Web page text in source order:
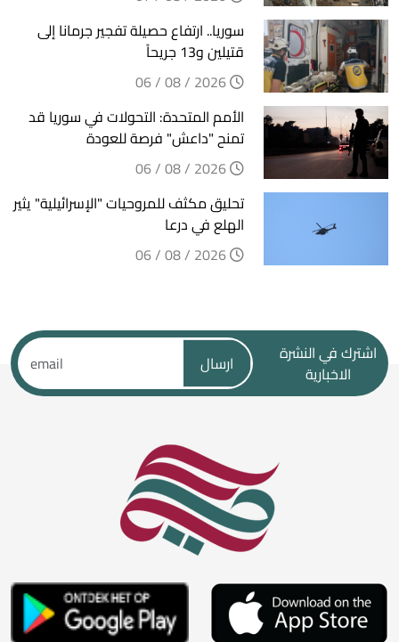
سوريا.. ارتفاع حصيلة تفجير جرمانا إلى
قتيلين و13 جريحاً
الأمم المتحدة: التحولات في سوريا قد
تمنح "داعش" فرصة للعودة
تحليق مكثف للمروحيات "الإسرائيلية" يثير
الهلع في درعا
اشترك في النشرة
الاخبارية
ارسال